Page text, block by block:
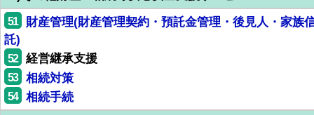
51
財産管理(財産管理契約・預託金管理・後見人・家族
託)
52 経営継承支援
53 相続対策
54
相続手続